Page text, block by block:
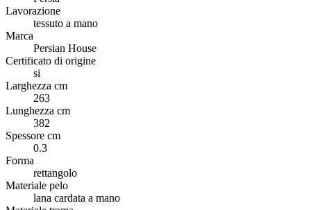
Lavorazione
tessuto a mano
Marca
Persian House
Certificato di origine
si
Larghezza cm
263
Lunghezza cm
382
Spessore cm
0.3
Forma
rettangolo
Materiale pelo
lana cardata a mano